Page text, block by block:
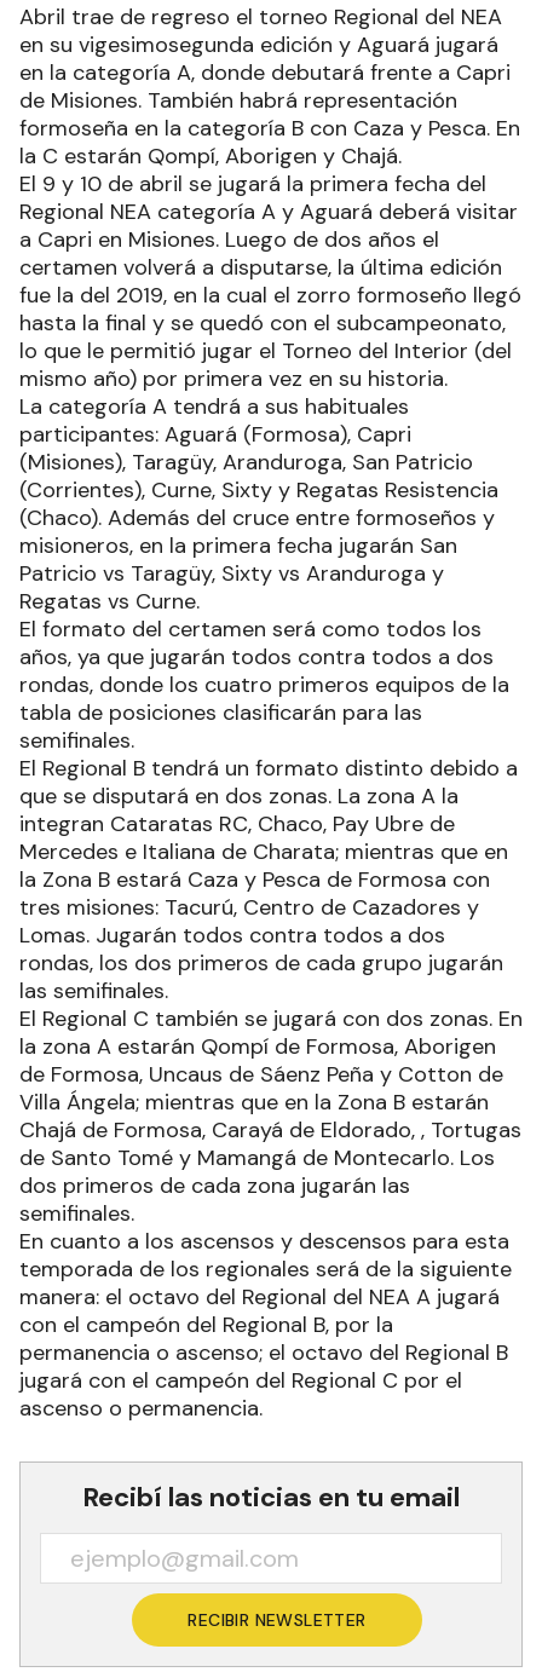
Abril trae de regreso el torneo Regional del NEA
en su vigesimosegunda edición y Aguará jugará
en la categoría A, donde debutará frente a Capri
de Misiones. También habrá representación
formoseña en la categoría B con Caza y Pesca. En
la C estarán Qompí, Aborigen y Chajá.
El 9 y 10 de abril se jugará la primera fecha del
Regional NEA categoría A y Aguará deberá visitar
a Capri en Misiones. Luego de dos años el
certamen volverá a disputarse, la última edición
fue la del 2019, en la cual el zorro formoseño llegó
hasta la final y se quedó con el subcampeonato,
lo que le permitió jugar el Torneo del Interior (del
mismo año) por primera vez en su historia.
La categoría A tendrá a sus habituales
participantes: Aguará (Formosa), Capri
(Misiones), Taragüy, Aranduroga, San Patricio
(Corrientes), Curne, Sixty y Regatas Resistencia
(Chaco). Además del cruce entre formoseños y
misioneros, en la primera fecha jugarán San
Patricio vs Taragüy, Sixty vs Aranduroga y
Regatas vs Curne.
El formato del certamen será como todos los
años, ya que jugarán todos contra todos a dos
rondas, donde los cuatro primeros equipos de la
tabla de posiciones clasificarán para las
semifinales.
El Regional B tendrá un formato distinto debido a
que se disputará en dos zonas. La zona A la
integran Cataratas RC, Chaco, Pay Ubre de
Mercedes e Italiana de Charata; mientras que en
la Zona B estará Caza y Pesca de Formosa con
tres misiones: Tacurú, Centro de Cazadores y
Lomas. Jugarán todos contra todos a dos
rondas, los dos primeros de cada grupo jugarán
las semifinales.
El Regional C también se jugará con dos zonas. En
la zona A estarán Qompí de Formosa, Aborigen
de Formosa, Uncaus de Sáenz Peña y Cotton de
Villa Ángela; mientras que en la Zona B estarán
Chajá de Formosa, Carayá de Eldorado, , Tortugas
de Santo Tomé y Mamangá de Montecarlo. Los
dos primeros de cada zona jugarán las
semifinales.
En cuanto a los ascensos y descensos para esta
temporada de los regionales será de la siguiente
manera: el octavo del Regional del NEA A jugará
con el campeón del Regional B, por la
permanencia o ascenso; el octavo del Regional B
jugará con el campeón del Regional C por el
ascenso o permanencia.
Recibí las noticias en tu email
RECIBIR NEWSLETTER